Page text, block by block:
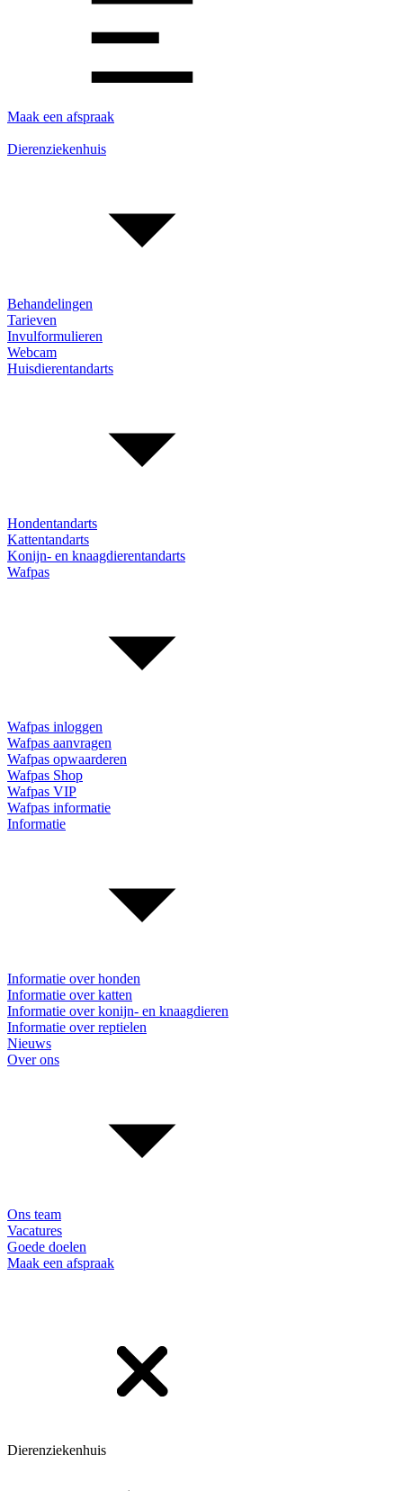
Maak een afspraak
Dierenziekenhuis
Behandelingen
Tarieven
Invulformulieren
Webcam
Huisdierentandarts
Hondentandarts
Kattentandarts
Konijn- en knaagdierentandarts
Wafpas
Wafpas inloggen
Wafpas aanvragen
Wafpas opwaarderen
Wafpas Shop
Wafpas VIP
Wafpas informatie
Informatie
Informatie over honden
Informatie over katten
Informatie over konijn- en knaagdieren
Informatie over reptielen
Nieuws
Over ons
Ons team
Vacatures
Goede doelen
Maak een afspraak
Dierenziekenhuis